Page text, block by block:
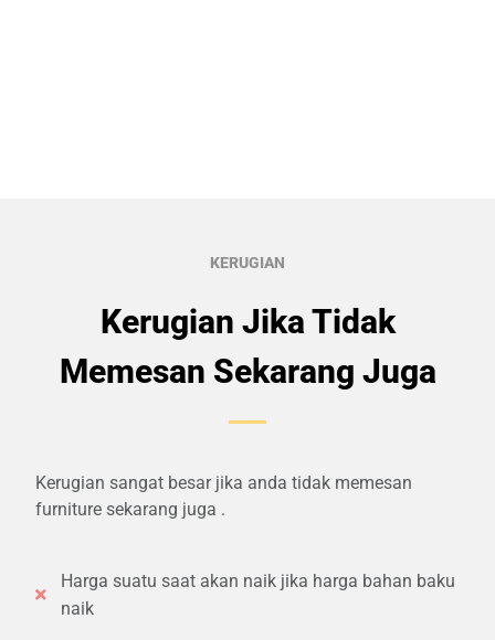
KERUGIAN
Kerugian Jika Tidak
Memesan Sekarang Juga
Kerugian sangat besar jika anda tidak memesan
furniture sekarang juga .
Harga suatu saat akan naik jika harga bahan baku
naik